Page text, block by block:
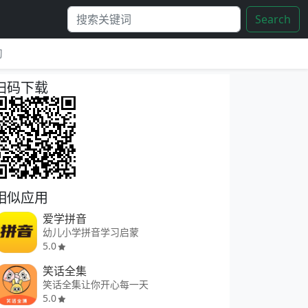
Search
码下载
似应用
爱学拼音
幼儿小学拼音学习启蒙
5.0
笑话全集
笑话全集让你开心每一天
5.0